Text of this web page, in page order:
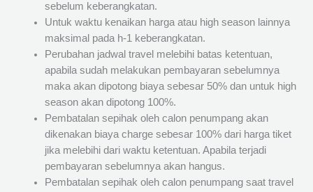
sebelum keberangkatan.
Untuk waktu kenaikan harga atau high season lainnya
maksimal pada h-1 keberangkatan.
Perubahan jadwal travel melebihi batas ketentuan,
apabila sudah melakukan pembayaran sebelumnya
maka akan dipotong biaya sebesar 50% dan untuk high
season akan dipotong 100%.
Pembatalan sepihak oleh calon penumpang akan
dikenakan biaya charge sebesar 100% dari harga tiket
jika melebihi dari waktu ketentuan. Apabila terjadi
pembayaran sebelumnya akan hangus.
Pembatalan sepihak oleh calon penumpang saat travel